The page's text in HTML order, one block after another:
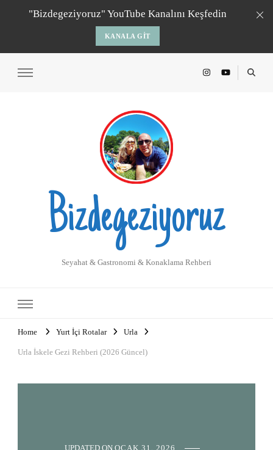
"Bizdegeziyoruz" YouTube Kanalını Keşfedin
KANALA GIT
Bizdegeziyoruz
Seyahat & Gastronomi & Konaklama Rehberi
Home Yurt İçi Rotalar Urla
Urla İskele Gezi Rehberi (2026 Güncel)
UPDATED ON OCAK 31, 2026